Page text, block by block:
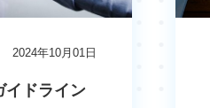
2024年10月01日
イドライン